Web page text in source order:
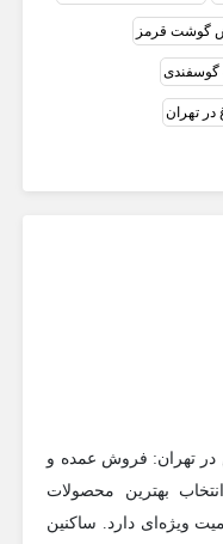
گوشت قرمز
در تهران
تهران: فروش عمده و
بهترین محصولات
ویژه‌ای دارد. ساکنین